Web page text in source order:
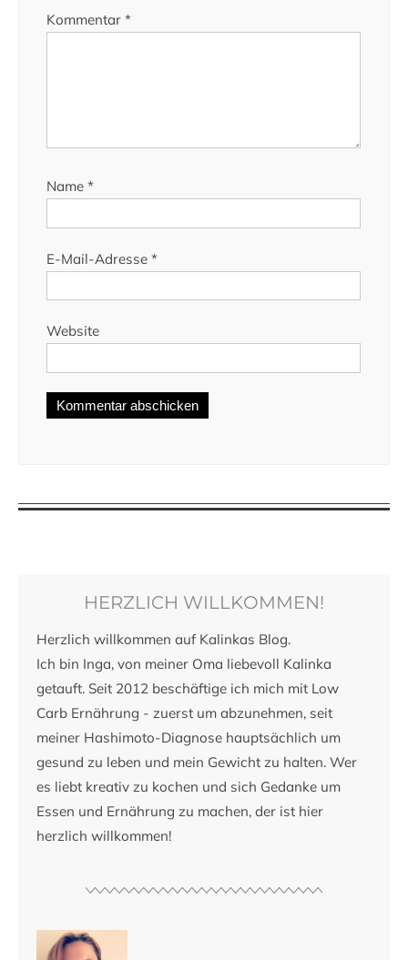
Kommentar *
Name *
E-Mail-Adresse *
Website
HERZLICH WILLKOMMEN!
Herzlich willkommen auf Kalinkas Blog.
Ich bin Inga, von meiner Oma liebevoll Kalinka
getauft. Seit 2012 beschäftige ich mich mit Low
Carb Ernährung - zuerst um abzunehmen, seit
meiner Hashimoto-Diagnose hauptsächlich um
gesund zu leben und mein Gewicht zu halten. Wer
es liebt kreativ zu kochen und sich Gedanke um
Essen und Ernährung zu machen, der ist hier
herzlich willkommen!